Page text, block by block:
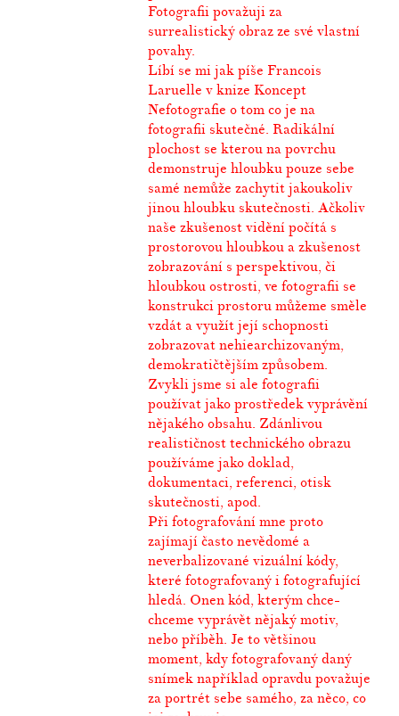
Fotografii považuji za
surrealistický obraz ze své vlastní
povahy.
Líbí se mi jak píše Francois
Laruelle v knize Koncept
Nefotografie o tom co je na
fotografii skutečné. Radikální
plochost se kterou na povrchu
demonstruje hloubku pouze sebe
samé nemůže zachytit jakoukoliv
jinou hloubku skutečnosti. Ačkoliv
naše zkušenost vidění počítá s
prostorovou hloubkou a zkušenost
zobrazování s perspektivou, či
hloubkou ostrosti, ve fotografii se
konstrukci prostoru můžeme směle
vzdát a využít její schopnosti
zobrazovat nehiearchizovaným,
demokratičtějším způsobem.
Zvykli jsme si ale fotografii
používat jako prostředek vyprávění
nějakého obsahu. Zdánlivou
realističnost technického obrazu
používáme jako doklad,
dokumentaci, referenci, otisk
skutečnosti, apod.
Při fotografování mne proto
zajímají často nevědomé a
neverbalizované vizuální kódy,
které fotografovaný i fotografující
hledá. Onen kód, kterým chce-
chceme vyprávět nějaký motiv,
nebo příběh. Je to většinou
moment, kdy fotografovaný daný
snímek například opravdu považuje
za portrét sebe samého, za něco, co